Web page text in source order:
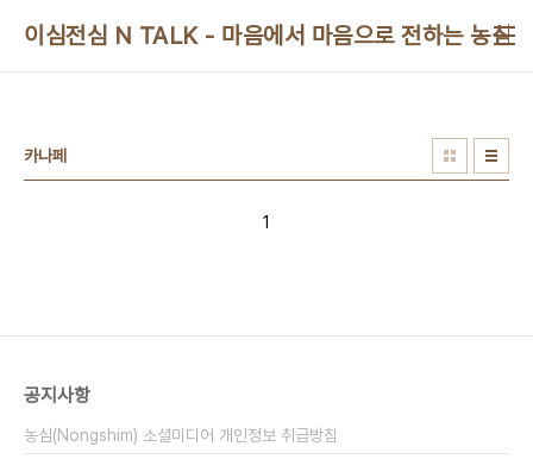
이심전심 N TALK - 마음에서 마음으로 전하는 농심
카나페
1
공지사항
농심(Nongshim) 소셜미디어 개인정보 취급방침